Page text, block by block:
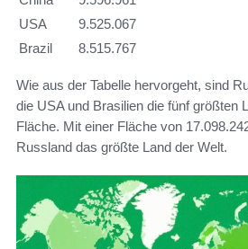
USA
9.525.067
Brazil
8.515.767
Wie aus der Tabelle hervorgeht, sind
die USA und Brasilien die fünf größten
Fläche. Mit einer Fläche von
Russland das größte Land der Welt.